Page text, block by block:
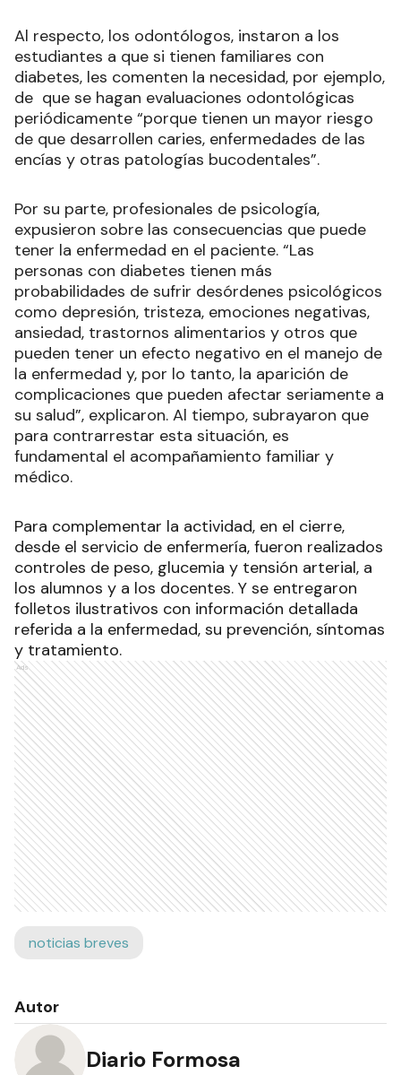
Al respecto, los odontólogos, instaron a los
estudiantes a que si tienen familiares con
diabetes, les comenten la necesidad, por ejemplo,
de que se hagan evaluaciones odontológicas
periódicamente “porque tienen un mayor riesgo
de que desarrollen caries, enfermedades de las
encías y otras patologías bucodentales”.
Por su parte, profesionales de psicología,
expusieron sobre las consecuencias que puede
tener la enfermedad en el paciente. “Las
personas con diabetes tienen más
probabilidades de sufrir desórdenes psicológicos
como depresión, tristeza, emociones negativas,
ansiedad, trastornos alimentarios y otros que
pueden tener un efecto negativo en el manejo de
la enfermedad y, por lo tanto, la aparición de
complicaciones que pueden afectar seriamente a
su salud”, explicaron. Al tiempo, subrayaron que
para contrarrestar esta situación, es
fundamental el acompañamiento familiar y
médico.
Para complementar la actividad, en el cierre,
desde el servicio de enfermería, fueron realizados
controles de peso, glucemia y tensión arterial, a
los alumnos y a los docentes. Y se entregaron
folletos ilustrativos con información detallada
referida a la enfermedad, su prevención, síntomas
y tratamiento.
Ads
noticias breves
Autor
Diario Formosa